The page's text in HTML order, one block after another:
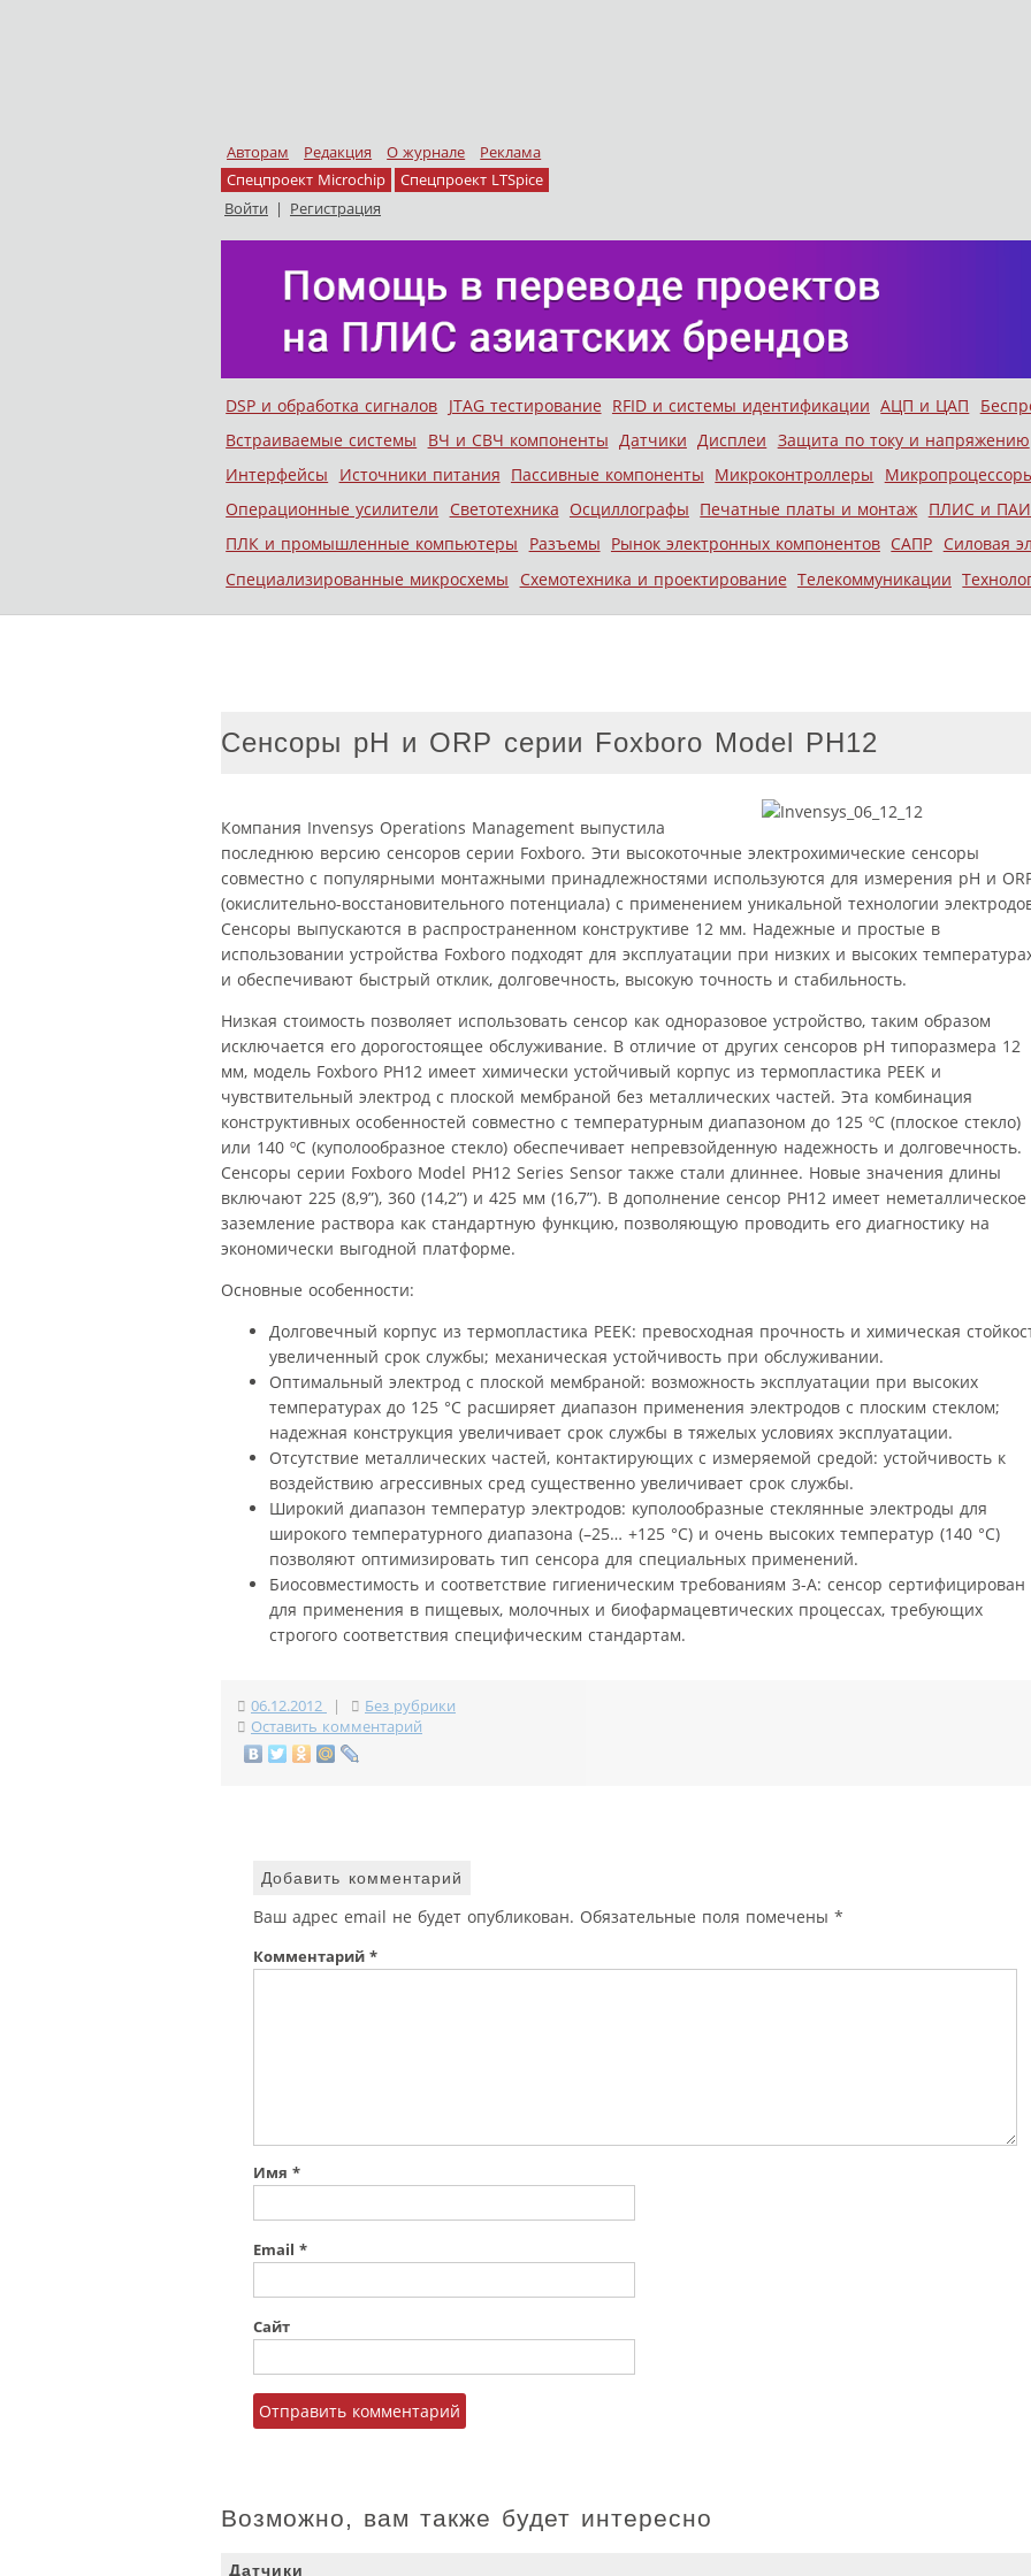
Авторам Редакция О журнале
Реклама
Спецпроект Microchip
Спецпроект LTSpice
Войти | Регистрация
Меню
Skip to content
DSP и обработка сигналов JTAG тестирование RFID и системы идентификации АЦП и ЦАП
Встраиваемые системы
ВЧ и СВЧ компоненты Датчики Дисплеи Защита по току и напряжению
Интерфейсы
Источники питания Пассивные компоненты Микроконтроллеры
Операционные усилители
Светотехника Осциллографы Печатные платы и монтаж ПЛИС и
ПЛК и промышленные компьютеры
Разъемы Рынок электронных компонентов САПР Силовая
Специализированные микросхемы
Схемотехника и проектирование Телекоммуникации
Сенсоры pH и ORP серии Foxboro Model PH12
Компания Invensys Operations Management выпустила
последнюю версию сенсоров серии Foxboro. Эти высокоточные электрохимические сенсоры
совместно с популярными монтажными принадлежностями используются для измерения pH и
(окислительно-восстановительного потенциала) с применением уникальной технологии
Сенсоры выпускаются в распространенном конструктиве 12 мм. Надежные и простые в
использовании устройства Foxboro подходят для эксплуатации при низких и высоких
и обеспечивают быстрый отклик, долговечность, высокую точность и стабильность.
Низкая стоимость позволяет использовать сенсор как одноразовое устройство, таким образом
исключается его дорогостоящее обслуживание. В отличие от других сенсоров pH типоразмера 12
мм, модель Foxboro PH12 имеет химически устойчивый корпус из термопластика PEEK и
чувствительный электрод с плоской мембраной без металлических частей. Эта комбинация
конструктивных особенностей совместно с температурным диапазоном до 125 ºC (плоское стекло)
или 140 ºC (куполообразное стекло) обеспечивает непревзойденную надежность и долговечность.
Сенсоры серии Foxboro Model PH12 Series Sensor также стали длиннее. Новые значения длины
включают 225 (8,9”), 360 (14,2”) и 425 мм (16,7”). В дополнение сенсор PH12 имеет неметаллическое
заземление раствора как стандартную функцию, позволяющую проводить его диагностику на
экономически выгодной платформе.
Основные особенности:
Долговечный корпус из термопластика PEEK: превосходная прочность и химическая
увеличенный срок службы; механическая устойчивость при обслуживании.
Оптимальный электрод с плоской мембраной: возможность эксплуатации при высоких
температурах до 125 °C расширяет диапазон применения электродов с плоским стеклом;
надежная конструкция увеличивает срок службы в тяжелых условиях эксплуатации.
Отсутствие металлических частей, контактирующих с измеряемой средой: устойчивость к
воздействию агрессивных сред существенно увеличивает срок службы.
Широкий диапазон температур электродов: куполообразные стеклянные электроды для
широкого температурного диапазона (–25… +125 °C) и очень высоких температур (140 °C)
позволяют оптимизировать тип сенсора для специальных применений.
Биосовместимость и соответствие гигиеническим требованиям 3-A: сенсор сертифицирован
для применения в пищевых, молочных и биофармацевтических процессах, требующих
строгого соответствия специфическим стандартам.
06.12.2012 |
Без рубрики
Оставить комментарий
Добавить комментарий
Ваш адрес email не будет опубликован. Обязательные поля помечены *
Комментарий *
Имя *
Email *
Сайт
Возможно, вам также будет интересно
Датчики